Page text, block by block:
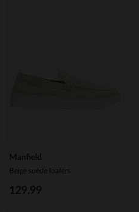
Manfield
Beige suède loafers
129.99